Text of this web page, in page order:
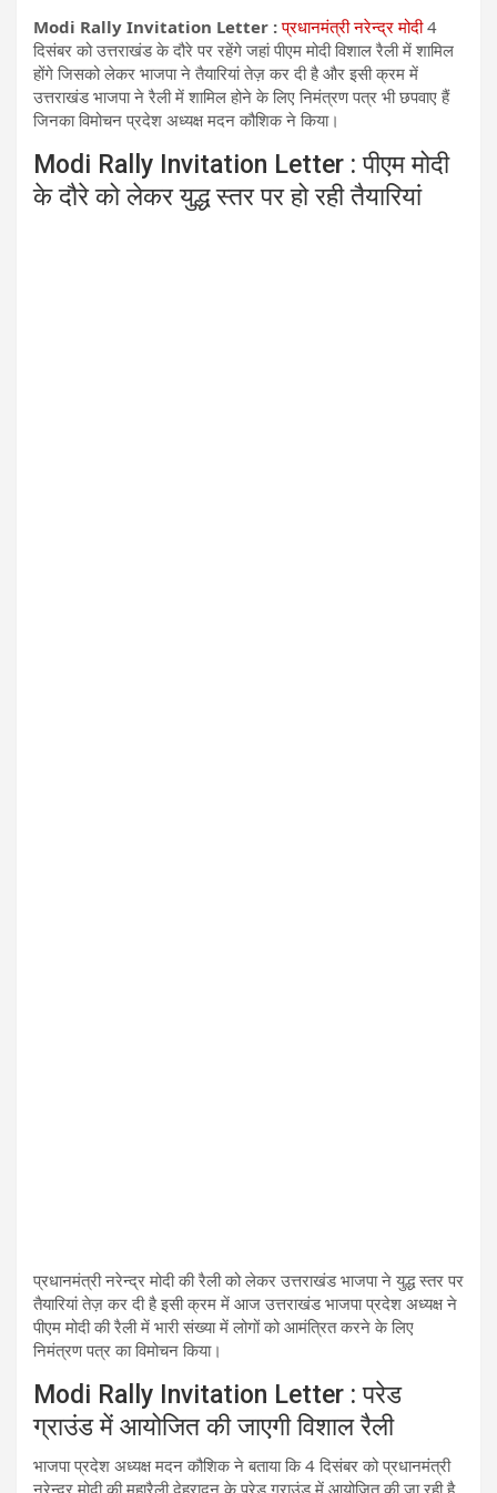
Modi Rally Invitation Letter : प्रधानमंत्री नरेन्द्र मोदी4
दिसंबर को उत्तराखंड के दौरे पर रहेंगे जहां पीएम मोदी विशाल रैली में शामिल
होंगे जिसको लेकर भाजपा ने तैयारियां तेज़ कर दी है और इसी क्रम में
उत्तराखंड भाजपा ने रैली में शामिल होने के लिए निमंत्रण पत्र भी छपवाए हैं
जिनका विमोचन प्रदेश अध्यक्ष मदन कौशिक ने किया।
Modi Rally Invitation Letter : पीएम मोदी
के दौरे को लेकर युद्ध स्तर पर हो रही तैयारियां
प्रधानमंत्री नरेन्द्र मोदी की रैली को लेकर उत्तराखंड भाजपा ने युद्ध स्तर पर
तैयारियां तेज़ कर दी है इसी क्रम में आज उत्तराखंड भाजपा प्रदेश अध्यक्ष ने
पीएम मोदी की रैली में भारी संख्या में लोगों को आमंत्रित करने के लिए
निमंत्रण पत्र का विमोचन किया।
Modi Rally Invitation Letter : परेड
ग्राउंड में आयोजित की जाएगी विशाल रैली
भाजपा प्रदेश अध्यक्ष मदन कौशिक ने बताया कि 4 दिसंबर को प्रधानमंत्री
नरेन्द्र मोदी की महारैली देहरादून के परेड ग्राउंड में आयोजित की जा रही है